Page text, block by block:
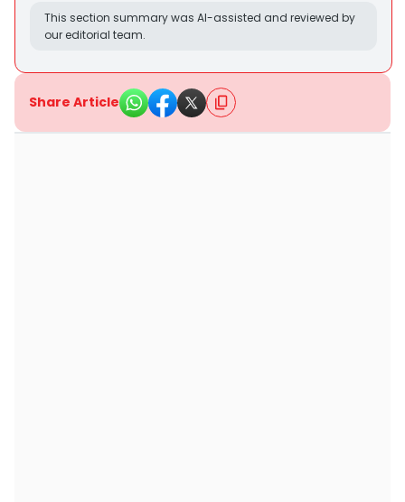
This section summary was AI-assisted and reviewed by
our editorial team.
Share Article